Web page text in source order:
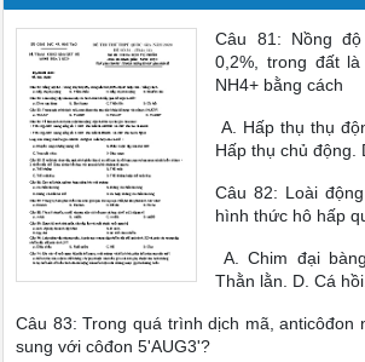
Câu 81: Nồng
0,2%, trong đất
NH4+ bằng cách
A. Hấp thụ thụ
Hấp thụ chủ động.
Câu 82: Loài
hình thức hô hấp
A. Chim đại
Thằn lằn. D. Cá hồi.
Câu 83: Trong quá trình dịch mã, anticôđon
sung với côđon 5'AUG3'?